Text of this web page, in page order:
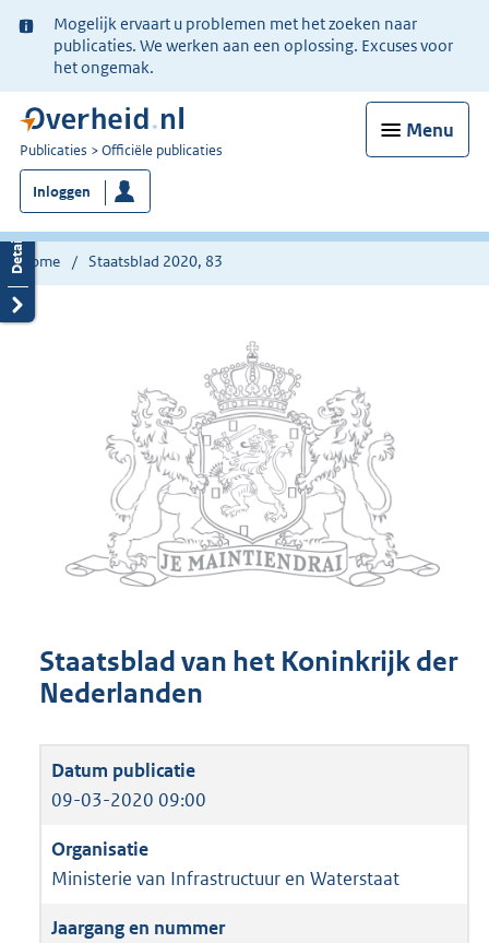
Ter
informatie:
Mogelijk ervaart u problemen met het zoeken naar
publicaties. We werken aan een oplossing. Excuses voor
het ongemak.
Menu
U
bent
nu
hier:
Publicaties Officiële publicaties
Inloggen
Home Staatsblad 2020, 83
Staatsblad van het Koninkrijk der
Nederlanden
09-03-2020 09:00
Ministerie van Infrastructuur en Waterstaat